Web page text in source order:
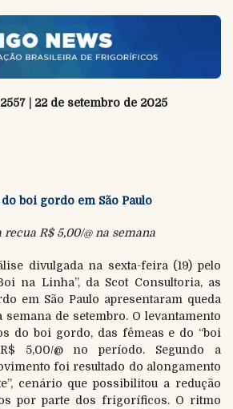
| 22 de setembro de 2025
boi gordo em São Paulo
R$ 5,00/@ na semana
divulgada na sexta-feira (19) pelo
na Linha”, da Scot Consultoria, as
em São Paulo apresentaram queda
de setembro. O levantamento
do boi gordo, das fêmeas e do “boi
5,00/@ no período. Segundo a
foi resultado do alongamento
cenário que possibilitou a redução
por parte dos frigoríficos. O ritmo